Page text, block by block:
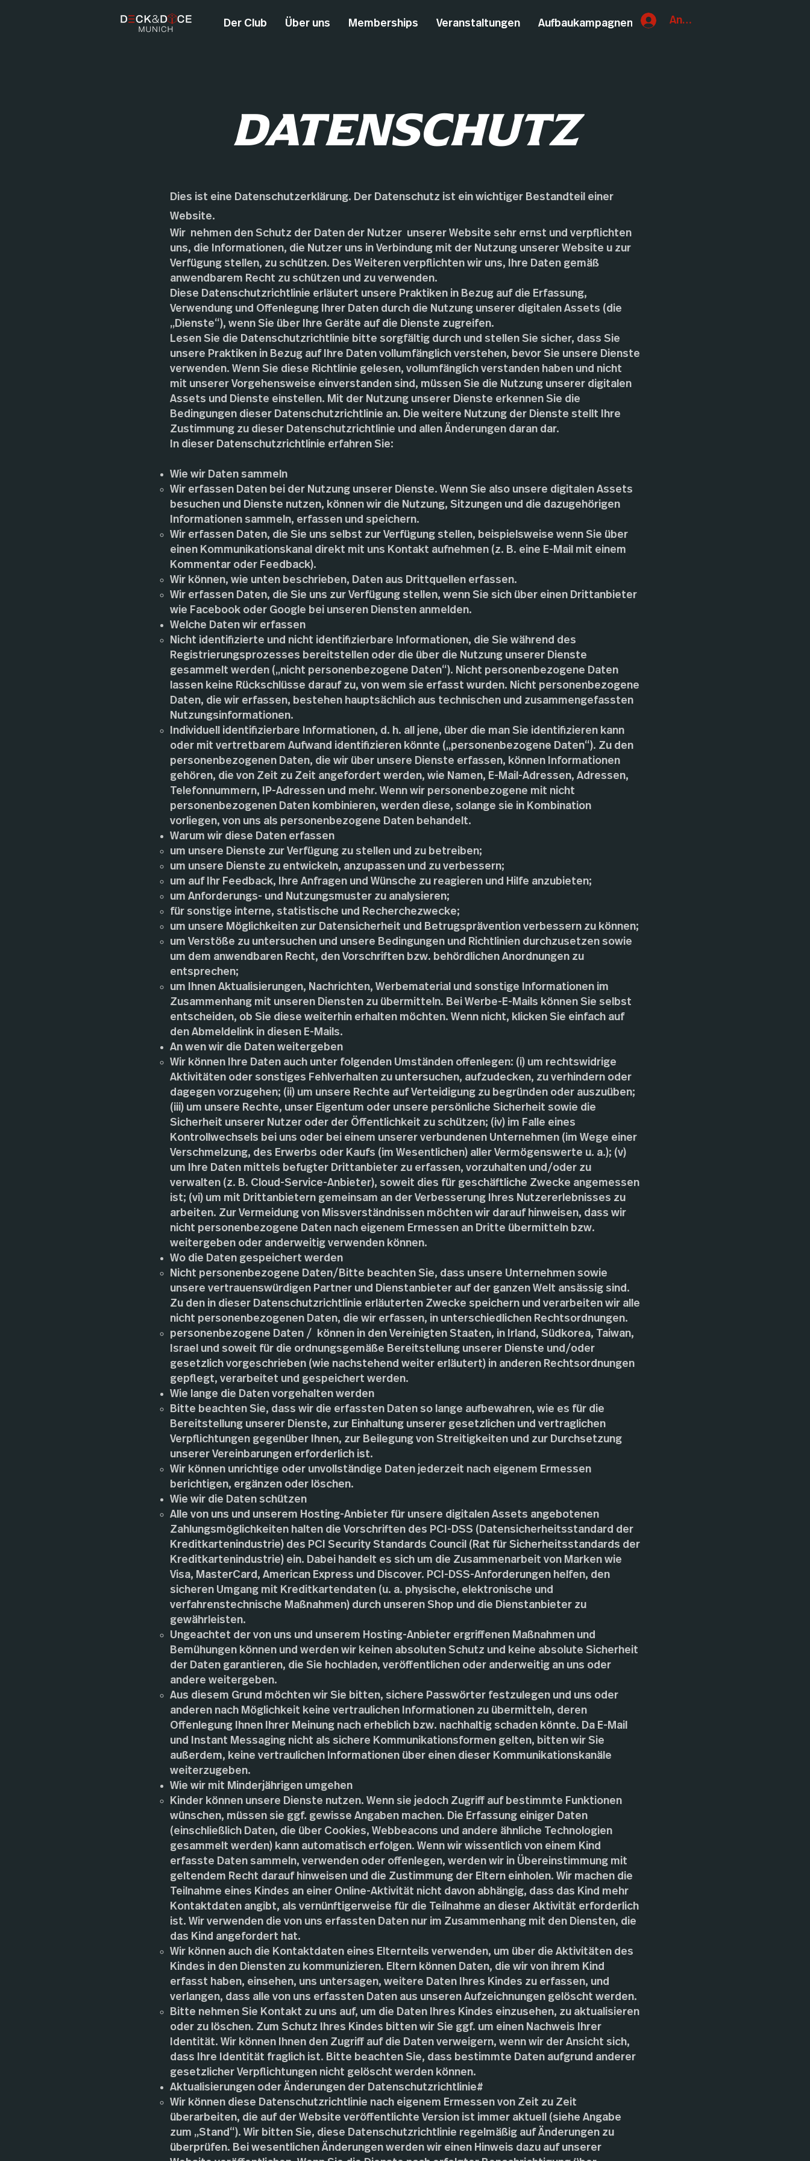
Der Club Über uns Memberships Veranstaltungen Aufbaukampagnen Anmelden
DATENSCHUTZ
Dies ist eine Datenschutzerklärung. Der Datenschutz ist ein wichtiger Bestandteil einer
Website.
Wir nehmen den Schutz der Daten der Nutzer unserer Website sehr ernst und verpflichten
uns, die Informationen, die Nutzer uns in Verbindung mit der Nutzung unserer Website u zur
Verfügung stellen, zu schützen. Des Weiteren verpflichten wir uns, Ihre Daten gemäß
anwendbarem Recht zu schützen und zu verwenden.
Diese Datenschutzrichtlinie erläutert unsere Praktiken in Bezug auf die Erfassung,
Verwendung und Offenlegung Ihrer Daten durch die Nutzung unserer digitalen Assets (die
„Dienste“), wenn Sie über Ihre Geräte auf die Dienste zugreifen.
Lesen Sie die Datenschutzrichtlinie bitte sorgfältig durch und stellen Sie sicher, dass Sie
unsere Praktiken in Bezug auf Ihre Daten vollumfänglich verstehen, bevor Sie unsere Dienste
verwenden. Wenn Sie diese Richtlinie gelesen, vollumfänglich verstanden haben und nicht
mit unserer Vorgehensweise einverstanden sind, müssen Sie die Nutzung unserer digitalen
Assets und Dienste einstellen. Mit der Nutzung unserer Dienste erkennen Sie die
Bedingungen dieser Datenschutzrichtlinie an. Die weitere Nutzung der Dienste stellt Ihre
Zustimmung zu dieser Datenschutzrichtlinie und allen Änderungen daran dar.
In dieser Datenschutzrichtlinie erfahren Sie:
Wie wir Daten sammeln
Wir erfassen Daten bei der Nutzung unserer Dienste. Wenn Sie also unsere digitalen Assets
besuchen und Dienste nutzen, können wir die Nutzung, Sitzungen und die dazugehörigen
Informationen sammeln, erfassen und speichern.
Wir erfassen Daten, die Sie uns selbst zur Verfügung stellen, beispielsweise wenn Sie über
einen Kommunikationskanal direkt mit uns Kontakt aufnehmen (z. B. eine E-Mail mit einem
Kommentar oder Feedback).
Wir können, wie unten beschrieben, Daten aus Drittquellen erfassen.
Wir erfassen Daten, die Sie uns zur Verfügung stellen, wenn Sie sich über einen Drittanbieter
wie Facebook oder Google bei unseren Diensten anmelden.
Welche Daten wir erfassen
Nicht identifizierte und nicht identifizierbare Informationen, die Sie während des
Registrierungsprozesses bereitstellen oder die über die Nutzung unserer Dienste
gesammelt werden („nicht personenbezogene Daten“). Nicht personenbezogene Daten
lassen keine Rückschlüsse darauf zu, von wem sie erfasst wurden. Nicht personenbezogene
Daten, die wir erfassen, bestehen hauptsächlich aus technischen und zusammengefassten
Nutzungsinformationen.
Individuell identifizierbare Informationen, d. h. all jene, über die man Sie identifizieren kann
oder mit vertretbarem Aufwand identifizieren könnte („personenbezogene Daten“). Zu den
personenbezogenen Daten, die wir über unsere Dienste erfassen, können Informationen
gehören, die von Zeit zu Zeit angefordert werden, wie Namen, E-Mail-Adressen, Adressen,
Telefonnummern, IP-Adressen und mehr. Wenn wir personenbezogene mit nicht
personenbezogenen Daten kombinieren, werden diese, solange sie in Kombination
vorliegen, von uns als personenbezogene Daten behandelt.
Warum wir diese Daten erfassen
um unsere Dienste zur Verfügung zu stellen und zu betreiben;
um unsere Dienste zu entwickeln, anzupassen und zu verbessern;
um auf Ihr Feedback, Ihre Anfragen und Wünsche zu reagieren und Hilfe anzubieten;
um Anforderungs- und Nutzungsmuster zu analysieren;
für sonstige interne, statistische und Recherchezwecke;
um unsere Möglichkeiten zur Datensicherheit und Betrugsprävention verbessern zu können;
um Verstöße zu untersuchen und unsere Bedingungen und Richtlinien durchzusetzen sowie
um dem anwendbaren Recht, den Vorschriften bzw. behördlichen Anordnungen zu
entsprechen;
um Ihnen Aktualisierungen, Nachrichten, Werbematerial und sonstige Informationen im
Zusammenhang mit unseren Diensten zu übermitteln. Bei Werbe-E-Mails können Sie selbst
entscheiden, ob Sie diese weiterhin erhalten möchten. Wenn nicht, klicken Sie einfach auf
den Abmeldelink in diesen E-Mails.
An wen wir die Daten weitergeben
Wir können Ihre Daten auch unter folgenden Umständen offenlegen: (i) um rechtswidrige
Aktivitäten oder sonstiges Fehlverhalten zu untersuchen, aufzudecken, zu verhindern oder
dagegen vorzugehen; (ii) um unsere Rechte auf Verteidigung zu begründen oder auszuüben;
(iii) um unsere Rechte, unser Eigentum oder unsere persönliche Sicherheit sowie die
Sicherheit unserer Nutzer oder der Öffentlichkeit zu schützen; (iv) im Falle eines
Kontrollwechsels bei uns oder bei einem unserer verbundenen Unternehmen (im Wege einer
Verschmelzung, des Erwerbs oder Kaufs (im Wesentlichen) aller Vermögenswerte u. a.); (v)
um Ihre Daten mittels befugter Drittanbieter zu erfassen, vorzuhalten und/oder zu
verwalten (z. B. Cloud-Service-Anbieter), soweit dies für geschäftliche Zwecke angemessen
ist; (vi) um mit Drittanbietern gemeinsam an der Verbesserung Ihres Nutzererlebnisses zu
arbeiten. Zur Vermeidung von Missverständnissen möchten wir darauf hinweisen, dass wir
nicht personenbezogene Daten nach eigenem Ermessen an Dritte übermitteln bzw.
weitergeben oder anderweitig verwenden können.​
Wo die Daten gespeichert werden
Nicht personenbezogene Daten/Bitte beachten Sie, dass unsere Unternehmen sowie
unsere vertrauenswürdigen Partner und Dienstanbieter auf der ganzen Welt ansässig sind.
Zu den in dieser Datenschutzrichtlinie erläuterten Zwecke speichern und verarbeiten wir alle
nicht personenbezogenen Daten, die wir erfassen, in unterschiedlichen Rechtsordnungen.
personenbezogene Daten / können in den Vereinigten Staaten, in Irland, Südkorea, Taiwan,
Israel und soweit für die ordnungsgemäße Bereitstellung unserer Dienste und/oder
gesetzlich vorgeschrieben (wie nachstehend weiter erläutert) in anderen Rechtsordnungen
gepflegt, verarbeitet und gespeichert werden.
Wie lange die Daten vorgehalten werden
Bitte beachten Sie, dass wir die erfassten Daten so lange aufbewahren, wie es für die
Bereitstellung unserer Dienste, zur Einhaltung unserer gesetzlichen und vertraglichen
Verpflichtungen gegenüber Ihnen, zur Beilegung von Streitigkeiten und zur Durchsetzung
unserer Vereinbarungen erforderlich ist.
Wir können unrichtige oder unvollständige Daten jederzeit nach eigenem Ermessen
berichtigen, ergänzen oder löschen.
Wie wir die Daten schützen
Alle von uns und unserem Hosting-Anbieter für unsere digitalen Assets angebotenen
Zahlungsmöglichkeiten halten die Vorschriften des PCI-DSS (Datensicherheitsstandard der
Kreditkartenindustrie) des PCI Security Standards Council (Rat für Sicherheitsstandards der
Kreditkartenindustrie) ein. Dabei handelt es sich um die Zusammenarbeit von Marken wie
Visa, MasterCard, American Express und Discover. PCI-DSS-Anforderungen helfen, den
sicheren Umgang mit Kreditkartendaten (u. a. physische, elektronische und
verfahrenstechnische Maßnahmen) durch unseren Shop und die Dienstanbieter zu
gewährleisten.​
Ungeachtet der von uns und unserem Hosting-Anbieter ergriffenen Maßnahmen und
Bemühungen können und werden wir keinen absoluten Schutz und keine absolute Sicherheit
der Daten garantieren, die Sie hochladen, veröffentlichen oder anderweitig an uns oder
andere weitergeben.
Aus diesem Grund möchten wir Sie bitten, sichere Passwörter festzulegen und uns oder
anderen nach Möglichkeit keine vertraulichen Informationen zu übermitteln, deren
Offenlegung Ihnen Ihrer Meinung nach erheblich bzw. nachhaltig schaden könnte. Da E-Mail
und Instant Messaging nicht als sichere Kommunikationsformen gelten, bitten wir Sie
außerdem, keine vertraulichen Informationen über einen dieser Kommunikationskanäle
weiterzugeben.
Wie wir mit Minderjährigen umgehen
Kinder können unsere Dienste nutzen. Wenn sie jedoch Zugriff auf bestimmte Funktionen
wünschen, müssen sie ggf. gewisse Angaben machen. Die Erfassung einiger Daten
(einschließlich Daten, die über Cookies, Webbeacons und andere ähnliche Technologien
gesammelt werden) kann automatisch erfolgen. Wenn wir wissentlich von einem Kind
erfasste Daten sammeln, verwenden oder offenlegen, werden wir in Übereinstimmung mit
geltendem Recht darauf hinweisen und die Zustimmung der Eltern einholen. Wir machen die
Teilnahme eines Kindes an einer Online-Aktivität nicht davon abhängig, dass das Kind mehr
Kontaktdaten angibt, als vernünftigerweise für die Teilnahme an dieser Aktivität erforderlich
ist. Wir verwenden die von uns erfassten Daten nur im Zusammenhang mit den Diensten, die
das Kind angefordert hat.
Wir können auch die Kontaktdaten eines Elternteils verwenden, um über die Aktivitäten des
Kindes in den Diensten zu kommunizieren. Eltern können Daten, die wir von ihrem Kind
erfasst haben, einsehen, uns untersagen, weitere Daten Ihres Kindes zu erfassen, und
verlangen, dass alle von uns erfassten Daten aus unseren Aufzeichnungen gelöscht werden.
Bitte nehmen Sie Kontakt zu uns auf, um die Daten Ihres Kindes einzusehen, zu aktualisieren
oder zu löschen. Zum Schutz Ihres Kindes bitten wir Sie ggf. um einen Nachweis Ihrer
Identität. Wir können Ihnen den Zugriff auf die Daten verweigern, wenn wir der Ansicht sich,
dass Ihre Identität fraglich ist. Bitte beachten Sie, dass bestimmte Daten aufgrund anderer
gesetzlicher Verpflichtungen nicht gelöscht werden können.
Aktualisierungen oder Änderungen der Datenschutzrichtlinie#
Wir können diese Datenschutzrichtlinie nach eigenem Ermessen von Zeit zu Zeit
überarbeiten, die auf der Website veröffentlichte Version ist immer aktuell (siehe Angabe
zum „Stand“). Wir bitten Sie, diese Datenschutzrichtlinie regelmäßig auf Änderungen zu
überprüfen. Bei wesentlichen Änderungen werden wir einen Hinweis dazu auf unserer